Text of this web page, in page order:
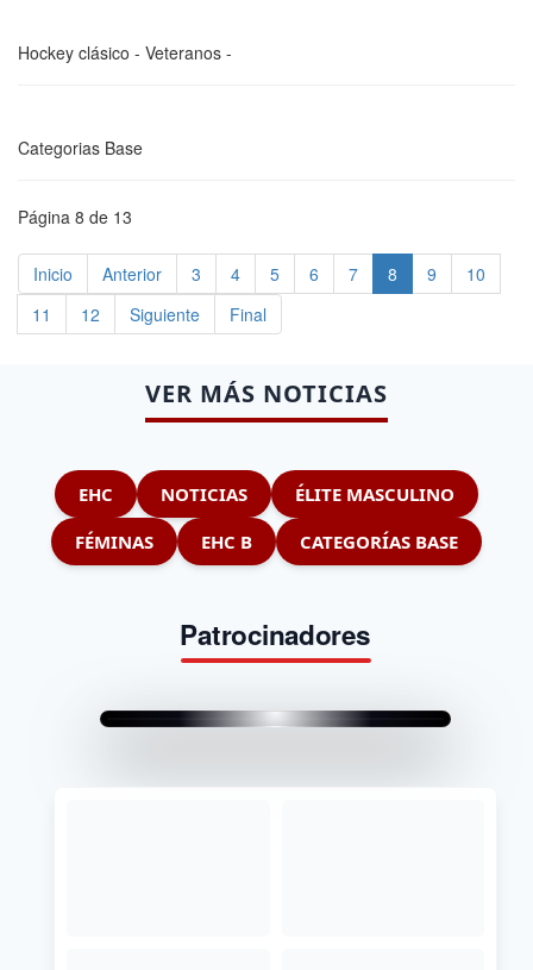
Hockey clásico - Veteranos -
Categorias Base
Página 8 de 13
Inicio Anterior 3 4 5 6 7 8 9
10
11
12 Siguiente Final
VER MÁS NOTICIAS
EHC NOTICIAS
ÉLITE MASCULINO
FÉMINAS
EHC B CATEGORÍAS BASE
Patrocinadores